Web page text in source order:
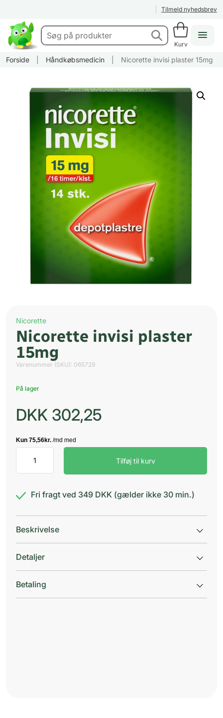
Tilmeld nyhedsbrev
Kurv
Forside Håndkøbsmedicin Nicorette invisi plaster 15mg
Nicorette
Nicorette invisi plaster
15mg
Varenummer (SKU): 065729
På lager
DKK 302,25
plaster
antal
Tilføj til kurv
Fri fragt ved 349 DKK (gælder ikke 30 min.)
Beskrivelse
Detaljer
Betaling